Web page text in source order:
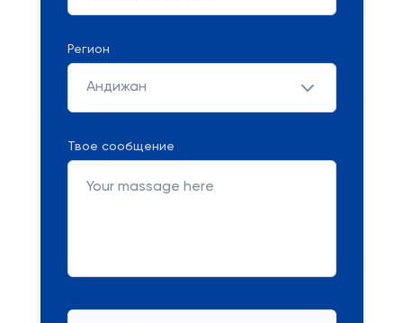
Регион
Андижан
Твое сообщение